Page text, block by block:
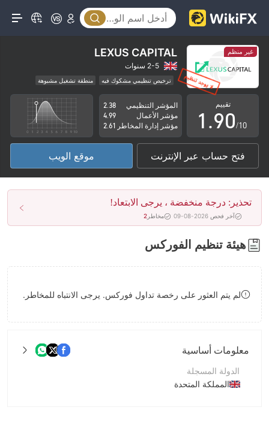
غير منظم LEXUS CAPITAL
2-5 سنوات
ترخيص تنظيمي مشكوك فيه
منطقة تشغيل مشبوهة
مخاطر عالية
تقييم
0
1
2
3
4
5
6
7
8
.
5
6
7
8
90
1
2
3
4
5
6
7
/10
المؤشر التنظيمي
2.38
مؤشر الأعمال
4.99
مؤشر إدارة المخاطر 2.61
فتح حساب عبر الإنترنت موقع الويب
تحذير: درجة منخفضة ، يرجى الابتعاد!
آخر فحص 2026-08-09 مخاطر 2
هيئة تنظيم الفوركس
لم يتم العثور على رخصة تداول فوركس. يرجى الانتباه للمخاطر.
معلومات أساسية
الدولة المسجلة
المملكة المتحدة